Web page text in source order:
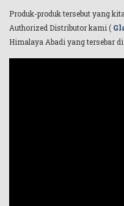
Produk-produk tersebut yang
Authorized Distributor kami (
Himalaya Abadi yang tersebar